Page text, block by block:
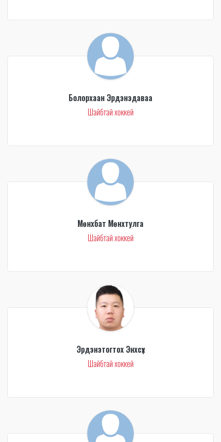
Болорхаан Эрдэнэдаваа
Шайбтай хоккей
Мөнхбат Мөнхтулга
Шайбтай хоккей
Эрдэнэтогтох Энхсүх
Шайбтай хоккей